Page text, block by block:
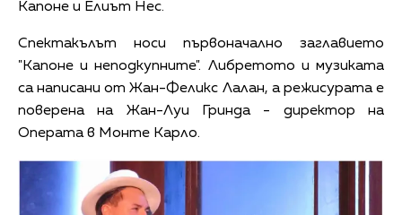
Капоне и Елиът Нес.
Спектакълът носи първоначално заглавието
"Капоне и неподкупните". Либретото и музиката
са написани от Жан-Феликс Лалан, а режисурата е
поверена на Жан-Луи Гринда - директор на
Операта в Монте Карло.